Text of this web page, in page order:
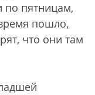
по пятницам,
пошло,
что они там